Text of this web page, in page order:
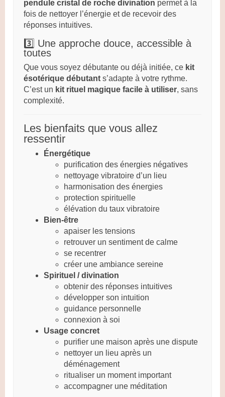
pendule cristal de roche divination permet à la
fois de nettoyer l’énergie et de recevoir des
réponses intuitives.
3️⃣ Une approche douce, accessible à
toutes
Que vous soyez débutante ou déjà initiée, ce kit
ésotérique débutant s’adapte à votre rythme.
C’est un kit rituel magique facile à utiliser, sans
complexité.
Les bienfaits que vous allez
ressentir
Énergétique
purification des énergies négatives
nettoyage vibratoire d’un lieu
harmonisation des énergies
protection spirituelle
élévation du taux vibratoire
Bien-être
apaiser les tensions
retrouver un sentiment de calme
se recentrer
créer une ambiance sereine
Spirituel / divination
obtenir des réponses intuitives
développer son intuition
guidance personnelle
connexion à soi
Usage concret
purifier une maison après une dispute
nettoyer un lieu après un
déménagement
ritualiser un moment important
accompagner une méditation